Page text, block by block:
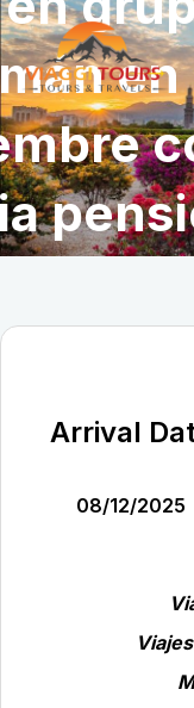
Skip
to
content
en
Arrival
08/12/2025